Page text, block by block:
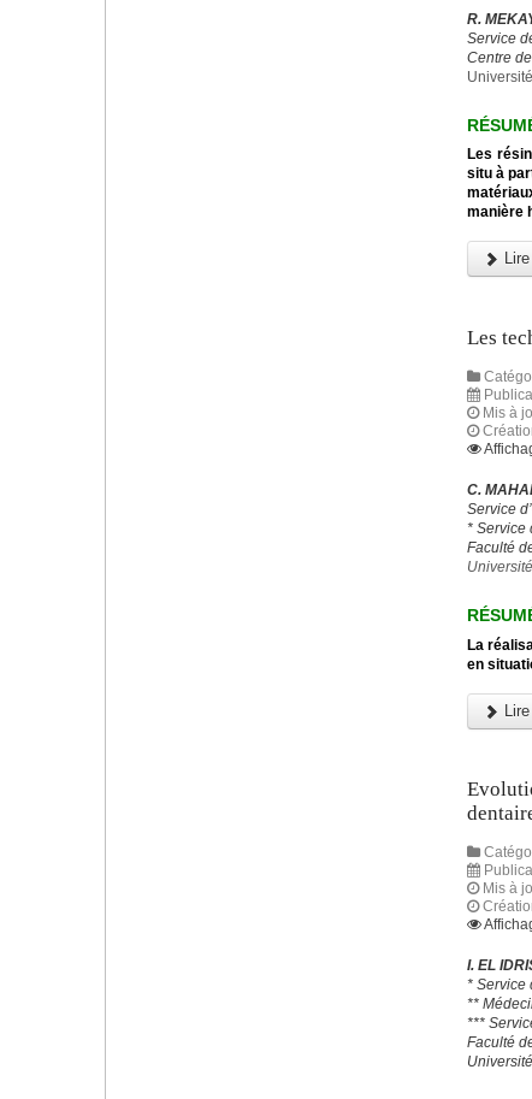
R.
Service
Centre
Les
situ à
manière
Les
Mis à
C.
Service
* Service
Faculté
La
en
Mis à
I. EL
* Service
**
***
Faculté